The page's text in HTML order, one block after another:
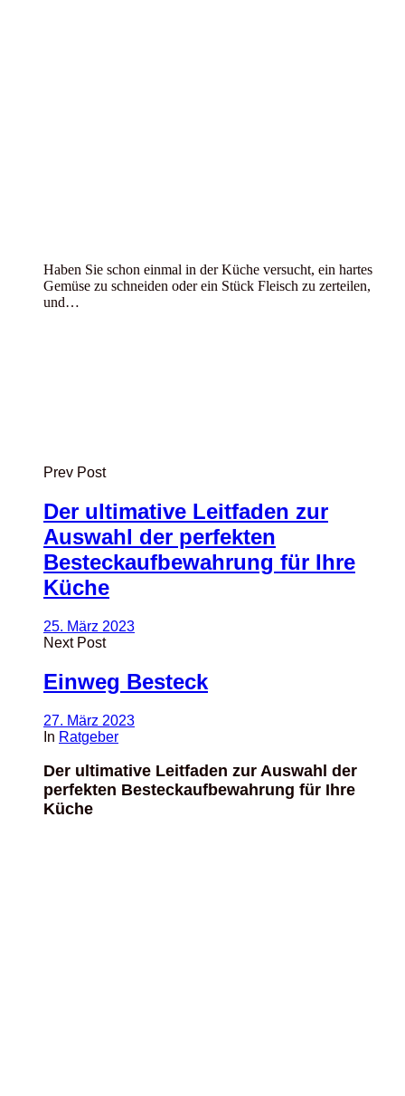
Haben Sie schon einmal in der Küche versucht, ein hartes
Gemüse zu schneiden oder ein Stück Fleisch zu zerteilen,
und…
Prev Post
Der ultimative Leitfaden zur
Auswahl der perfekten
Besteckaufbewahrung für Ihre
Küche
25. März 2023
Next Post
Einweg Besteck
27. März 2023
In Ratgeber
Der ultimative Leitfaden zur Auswahl der
perfekten Besteckaufbewahrung für Ihre
Küche